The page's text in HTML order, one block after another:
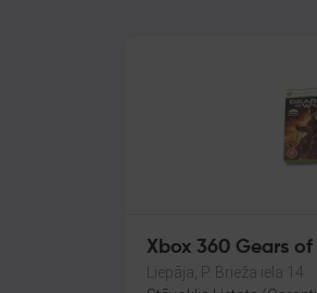
Xbox 360 Gears of
Liepāja, P. Brieža iela 14